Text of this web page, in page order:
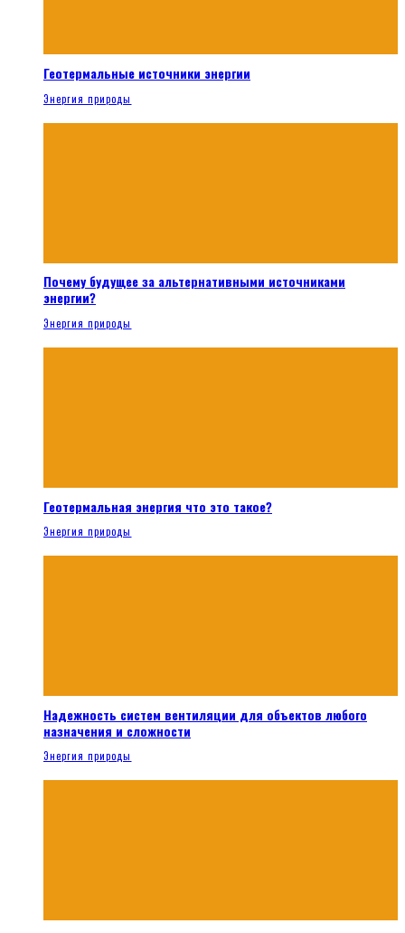
Геотермальные источники энергии
Энергия природы
Почему будущее за альтернативными источниками
энергии?
Энергия природы
Геотермальная энергия что это такое?
Энергия природы
Надежность систем вентиляции для объектов любого
назначения и сложности
Энергия природы